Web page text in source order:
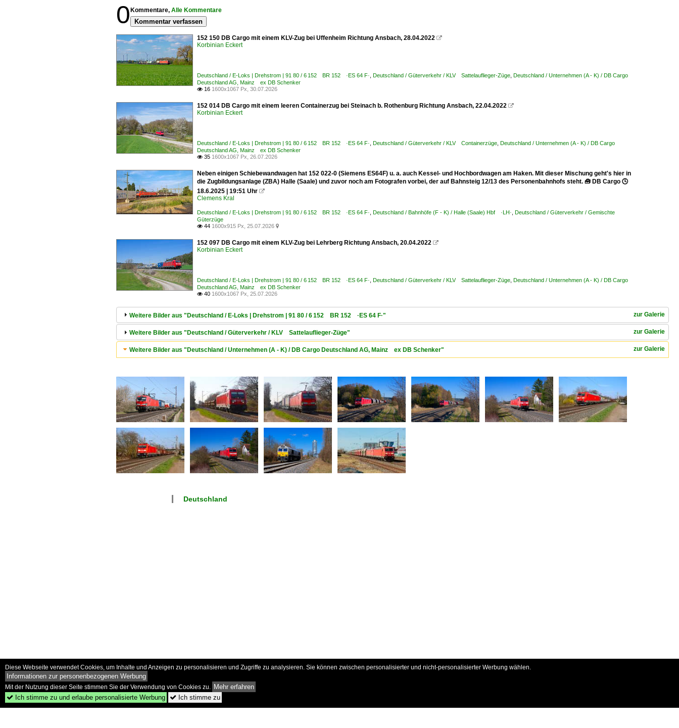
0 Kommentare, Alle Kommentare
Kommentar verfassen
152 150 DB Cargo mit einem KLV-Zug bei Uffenheim Richtung Ansbach, 28.04.2022 
Korbinian Eckert
Deutschland / E-Loks | Drehstrom | 91 80 / 6 152 BR 152 ·ES 64 F· Deutschland / Güterverkehr / KLV Sattelauflieger-Züge Deutschland / Unternehmen (A - K) / DB Cargo
Deutschland AG, Mainz ex DB Schenker
 16 1600x1067 Px, 30.07.2026
152 014 DB Cargo mit einem leeren Containerzug bei Steinach b. Rothenburg Richtung Ansbach, 22.04.2022 
Korbinian Eckert
Deutschland / E-Loks | Drehstrom | 91 80 / 6 152 BR 152 ·ES 64 F· Deutschland / Güterverkehr / KLV Containerzüge Deutschland / Unternehmen (A - K) / DB Cargo
Deutschland AG, Mainz ex DB Schenker
 35 1600x1067 Px, 26.07.2026
Neben einigen Schiebewandwagen hat 152 022-0 (Siemens ES64F) u. a. auch Kessel- und Hochbordwagen am Haken. Mit dieser Mischung geht's hier in
die Zugbildungsanlage (ZBA) Halle (Saale) und zuvor noch am Fotografen vorbei, der auf Bahnsteig 12/13 des Personenbahnhofs steht. 🧰 DB Cargo 🕓
18.6.2025 | 19:51 Uhr 
Clemens Kral
Deutschland / E-Loks | Drehstrom | 91 80 / 6 152 BR 152 ·ES 64 F· Deutschland / Bahnhöfe (F - K) / Halle (Saale) Hbf ·LH· Deutschland / Güterverkehr / Gemischte
Güterzüge
 44 1600x915 Px, 25.07.2026 
152 097 DB Cargo mit einem KLV-Zug bei Lehrberg Richtung Ansbach, 20.04.2022 
Korbinian Eckert
Deutschland / E-Loks | Drehstrom | 91 80 / 6 152 BR 152 ·ES 64 F· Deutschland / Güterverkehr / KLV Sattelauflieger-Züge Deutschland / Unternehmen (A - K) / DB Cargo
Deutschland AG, Mainz ex DB Schenker
 40 1600x1067 Px, 25.07.2026
zur Galerie
Weitere Bilder aus "Deutschland / E-Loks | Drehstrom | 91 80 / 6 152 BR 152 ·ES 64 F·"
zur Galerie
Weitere Bilder aus "Deutschland / Güterverkehr / KLV Sattelauflieger-Züge"
zur Galerie
Weitere Bilder aus "Deutschland / Unternehmen (A - K) / DB Cargo Deutschland AG, Mainz ex DB Schenker"
Deutschland
Diese Webseite verwendet Cookies, um Inhalte und Anzeigen zu personalisieren und Zugriffe zu analysieren. Sie können zwischen personalisierter und nicht-personalisierter Werbung wählen.
Informationen zur personenbezogenen Werbung
Mit der Nutzung dieser Seite stimmen Sie der Verwendung von Cookies zu. Mehr erfahren
 Ich stimme zu und erlaube personalisierte Werbung  Ich stimme zu